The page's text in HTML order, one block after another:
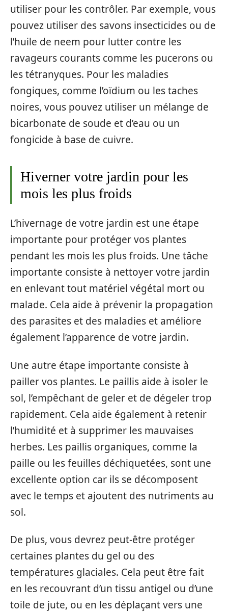
utiliser pour les contrôler. Par exemple, vous
pouvez utiliser des savons insecticides ou de
l’huile de neem pour lutter contre les
ravageurs courants comme les pucerons ou
les tétranyques. Pour les maladies
fongiques, comme l’oïdium ou les taches
noires, vous pouvez utiliser un mélange de
bicarbonate de soude et d’eau ou un
fongicide à base de cuivre.
Hiverner votre jardin pour les
mois les plus froids
L’hivernage de votre jardin est une étape
importante pour protéger vos plantes
pendant les mois les plus froids. Une tâche
importante consiste à nettoyer votre jardin
en enlevant tout matériel végétal mort ou
malade. Cela aide à prévenir la propagation
des parasites et des maladies et améliore
également l’apparence de votre jardin.
Une autre étape importante consiste à
pailler vos plantes. Le paillis aide à isoler le
sol, l’empêchant de geler et de dégeler trop
rapidement. Cela aide également à retenir
l’humidité et à supprimer les mauvaises
herbes. Les paillis organiques, comme la
paille ou les feuilles déchiquetées, sont une
excellente option car ils se décomposent
avec le temps et ajoutent des nutriments au
sol.
De plus, vous devrez peut-être protéger
certaines plantes du gel ou des
températures glaciales. Cela peut être fait
en les recouvrant d’un tissu antigel ou d’une
toile de jute, ou en les déplaçant vers une